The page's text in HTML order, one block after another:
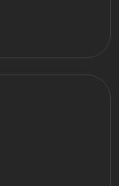
στην οποία